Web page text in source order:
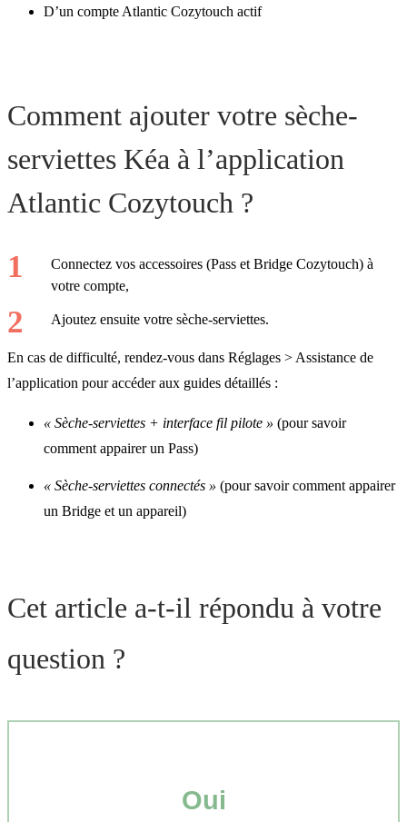
D’un compte Atlantic Cozytouch actif
Comment ajouter votre sèche-
serviettes Kéa à l’application
Atlantic Cozytouch ?
Connectez vos accessoires (Pass et Bridge Cozytouch) à
votre compte,
Ajoutez ensuite votre sèche-serviettes.
En cas de difficulté, rendez-vous dans Réglages > Assistance de
l’application pour accéder aux guides détaillés :
« Sèche-serviettes + interface fil pilote » (pour savoir
comment appairer un Pass)
« Sèche-serviettes connectés » (pour savoir comment appairer
un Bridge et un appareil)
Cet article a-t-il répondu à votre
question ?
Oui